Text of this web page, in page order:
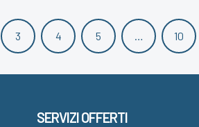
3 4 5 … 10
SERVIZI OFFERTI